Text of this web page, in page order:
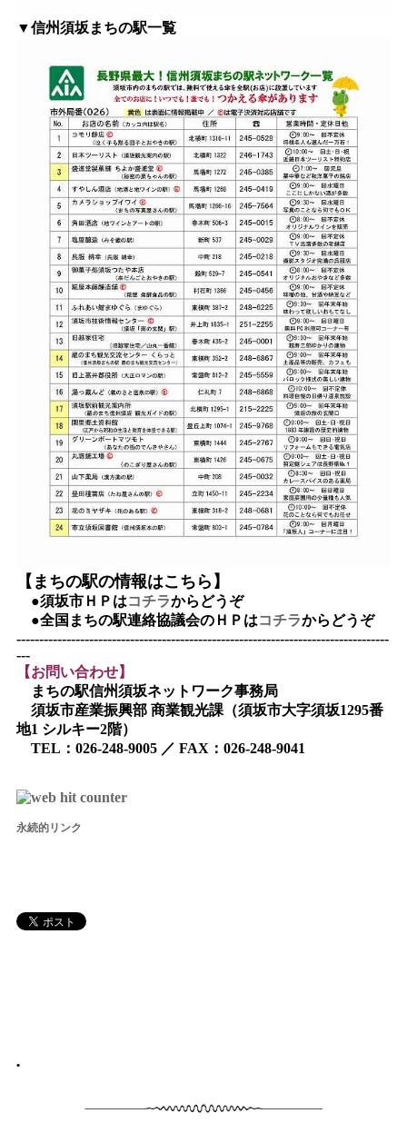
▼信州須坂まちの駅一覧
【まちの駅の情報はこちら】
●須坂市ＨＰはコチラからどうぞ
●全国まちの駅連絡協議会のＨＰはコチラからどうぞ
----------------------------------------------------------------------------------
---
【お問い合わせ】
まちの駅信州須坂ネットワーク事務局
須坂市産業振興部 商業観光課（須坂市大字須坂1295番
地1 シルキー2階）
TEL：026-248-9005 ／ FAX：026-248-9041
永続的リンク
•